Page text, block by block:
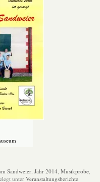
Sandweier, Jahr 2014, Musikprobe,
unter Veranstaltungsberichte